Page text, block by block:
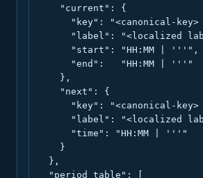
    "current": {
"key": "<canonical-key>
"label": "<localized
      "start": "HH:MM | '''",
      "end":   "HH:MM | '''"
    },
    "next": {
"key": "<canonical-key>
"label": "<localized
      "time": "HH:MM | '''"
    }
  },
  "period_table": [